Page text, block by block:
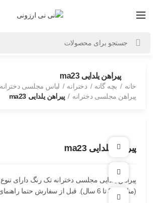
پیراهن یلدایی ma23
خانه بچه گانه دخترانه
لباس مجلسی دخترانه
پیراهن مجلسی دخترانه
پیراهن یلدایی ma23
افزودن به علاقه مندی
برای بزرگنمایی کلیک کنید
پیراهن یلدایی ma23
(مناسب 3 تا 6 سال). قبل از سفارش حتما راهنمای سایز چک شود.